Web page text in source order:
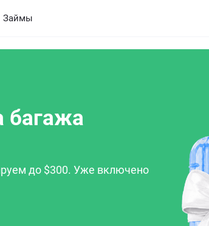
Займы
багажа
до $300. Уже включено